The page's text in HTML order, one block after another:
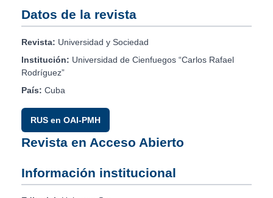
Datos de la revista
Revista: Universidad y Sociedad
Institución: Universidad de Cienfuegos “Carlos Rafael
Rodríguez”
País: Cuba
RUS en OAI-PMH
Revista en Acceso Abierto
Información institucional